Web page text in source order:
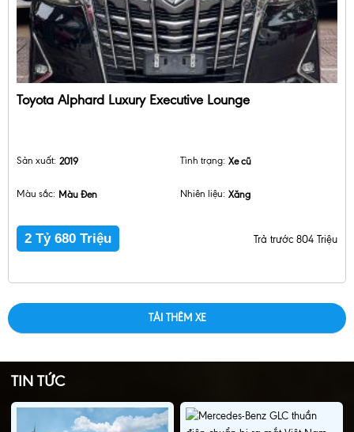
Toyota Alphard Luxury Executive Lounge
Sản xuất: 2019 Tình trạng: Xe cũ
Màu sắc: Màu Đen Nhiên liệu: Xăng
2 Tỷ 680 Triệu Trả trước 804 Triệu
TẢI THÊM XE
TIN TỨC